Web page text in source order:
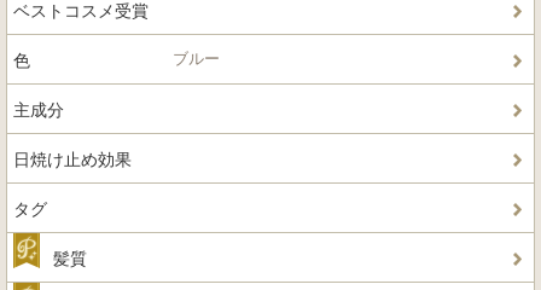
ベストコスメ受賞
色 ブルー
主成分
日焼け止め効果
タグ
髪質